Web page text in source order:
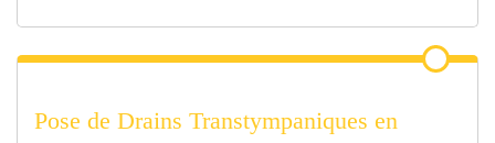
Pose de Drains Transtympaniques en